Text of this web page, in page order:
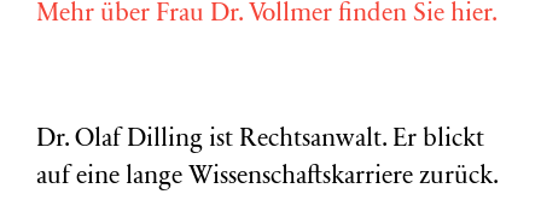
Mehr über Frau Dr. Vollmer finden Sie hier.
Dr. Olaf Dilling ist Rechtsanwalt. Er blickt
auf eine lange Wissenschaftskarriere zurück.